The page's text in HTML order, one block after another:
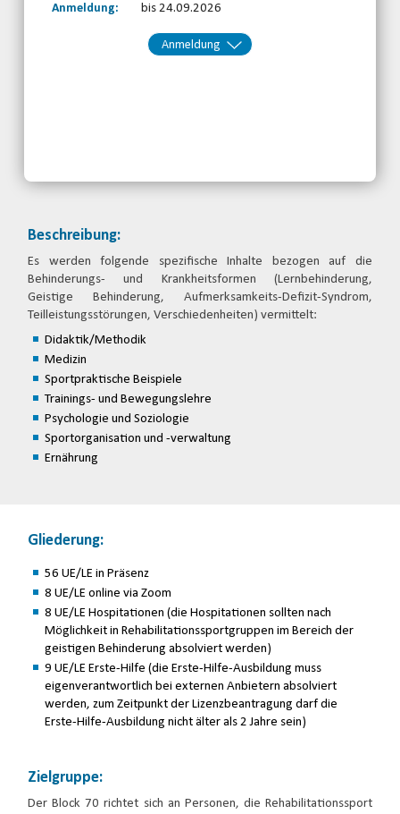
Anmeldung: bis 24.09.2026
Anmeldung
Beschreibung:
Es werden folgende spezifische Inhalte bezogen auf die
Behinderungs- und Krankheitsformen (Lernbehinderung,
Geistige Behinderung, Aufmerksamkeits-Defizit-Syndrom,
Teilleistungsstörungen, Verschiedenheiten) vermittelt:
Didaktik/Methodik
Medizin
Sportpraktische Beispiele
Trainings- und Bewegungslehre
Psychologie und Soziologie
Sportorganisation und -verwaltung
Ernährung
Gliederung:
56 UE/LE in Präsenz
8 UE/LE online via Zoom
8 UE/LE Hospitationen (die Hospitationen sollten nach
Möglichkeit in Rehabilitationssportgruppen im Bereich der
geistigen Behinderung absolviert werden)
9 UE/LE Erste-Hilfe (die Erste-Hilfe-Ausbildung muss
eigenverantwortlich bei externen Anbietern absolviert
werden, zum Zeitpunkt der Lizenzbeantragung darf die
Erste-Hilfe-Ausbildung nicht älter als 2 Jahre sein)
Zielgruppe:
Der Block 70 richtet sich an Personen, die Rehabilitationssport